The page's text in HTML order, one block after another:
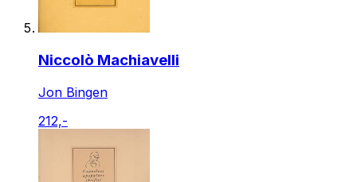
Niccolò Machiavelli
Jon Bingen
212,-